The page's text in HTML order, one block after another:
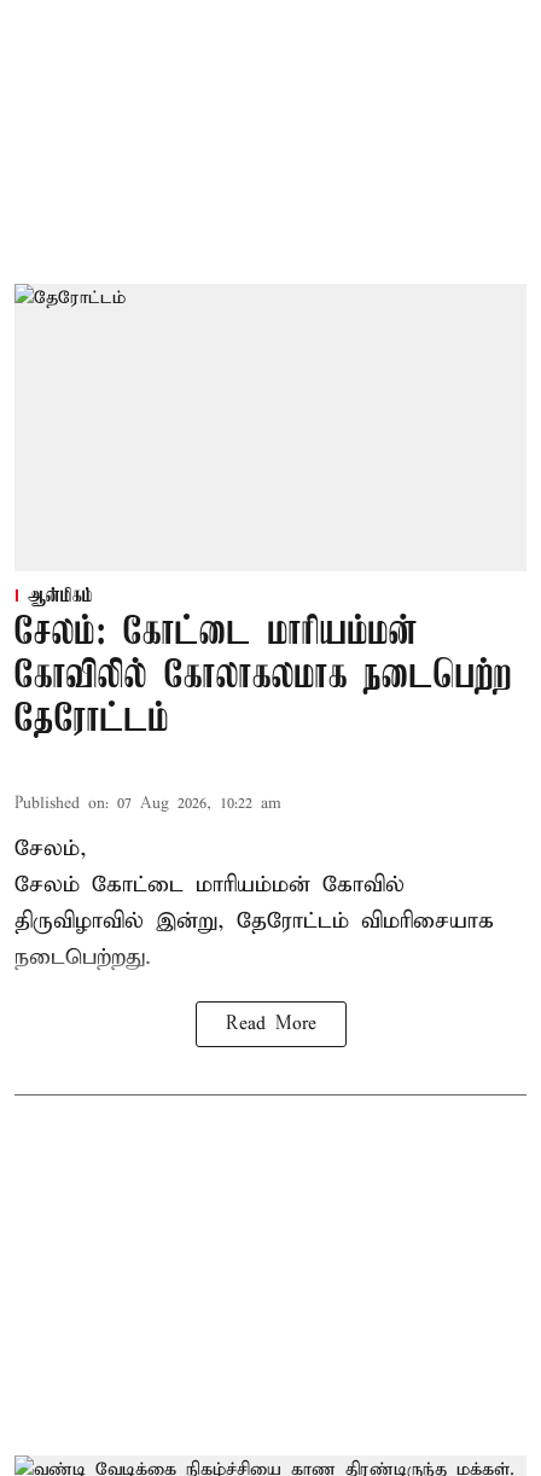
ஆன்மிகம்
சேலம்: கோட்டை மாரியம்மன்
கோவிலில் கோலாகலமாக நடைபெற்ற
தேரோட்டம்
Published on: 07 Aug 2026, 10:22 am
சேலம்,
சேலம் கோட்டை மாரியம்மன் கோவில்
திருவிழாவில் இன்று, தேரோட்டம் விமரிசையாக
நடைபெற்றது.
Read More